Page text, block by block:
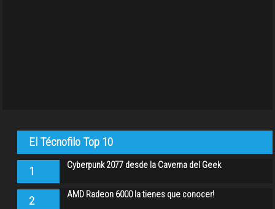
El Técnofilo Top 10
1 Cyberpunk 2077 desde la Caverna del Geek
2 AMD Radeon 6000 la tienes que conocer!